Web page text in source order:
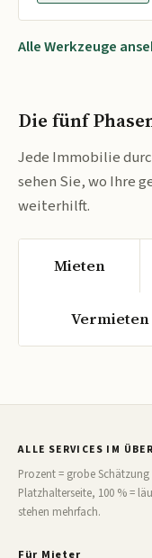
Alle Werkzeuge
Die fünf
Jede Immobilie
sehen Sie, wo Ihre
weiterhilft.
Mieten
Vermieten
ALLE SERVICES IM
Prozent = grobe
Platzhalterseite, 100 % =
stehen mehrfach.
Für Mieter